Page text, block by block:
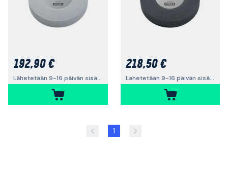
192,90 €
Lähetetään 9-16 päivän sisällä
218,50 €
Lähetetään 9-16 päivän sisällä
1